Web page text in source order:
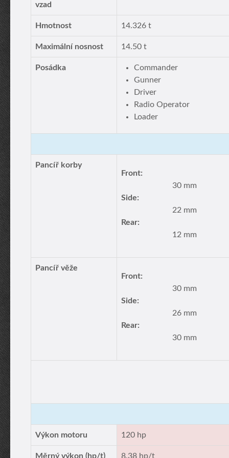
vzad
Hmotnost 14.326 t
Maximální nosnost 14.50 t
Posádka
Commander
Gunner
Driver
Radio Operator
Loader
Pancíř korby
Front:
30 mm
Side:
22 mm
Rear:
12 mm
Pancíř věže
Front:
30 mm
Side:
26 mm
Rear:
30 mm
Výkon motoru 120 hp
Měrný výkon (hp/t) 8.38 hp/t